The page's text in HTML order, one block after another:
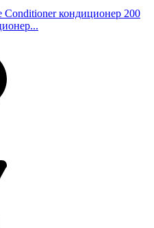
Conditioner кондиционер 200